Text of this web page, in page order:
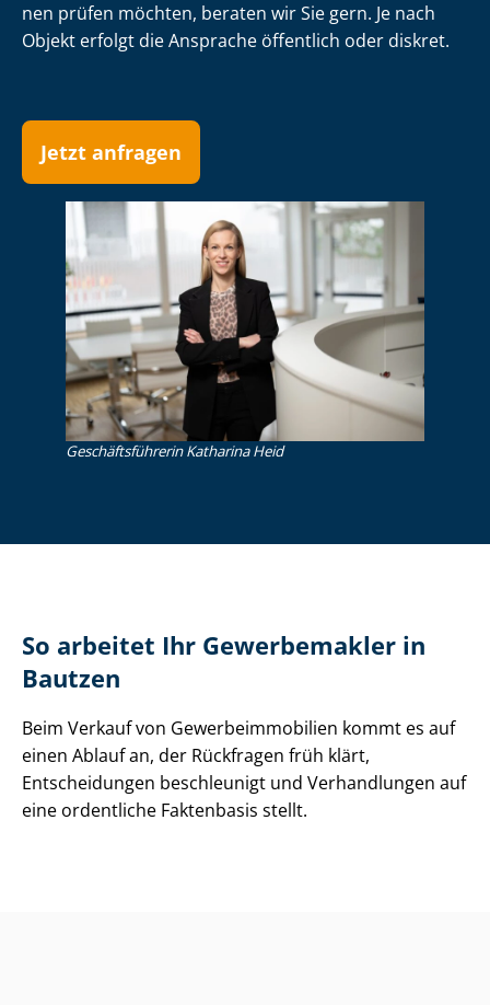
nen prüfen möchten, beraten wir Sie gern. Je nach
Objekt erfolgt die Ansprache öffentlich oder diskret.
Jetzt anfragen
Ge­schäfts­füh­re­rin Katharina Heid
So arbeitet Ihr Gewerbemakler in
Bautzen
Beim Verkauf von Ge­wer­be­im­mo­bi­li­en kommt es auf
einen Ablauf an, der Rückfragen früh klärt,
Entscheidungen beschleunigt und Verhandlungen auf
eine ordentliche Faktenbasis stellt.